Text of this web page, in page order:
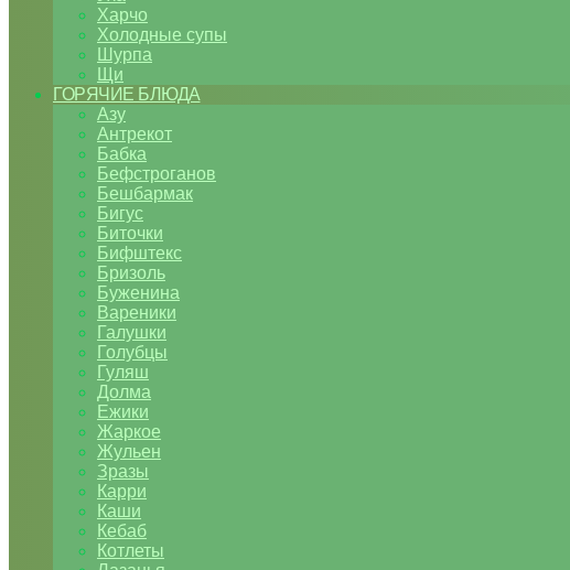
Харчо
Холодные супы
Шурпа
Щи
ГОРЯЧИЕ БЛЮДА
Азу
Антрекот
Бабка
Бефстроганов
Бешбармак
Бигус
Биточки
Бифштекс
Бризоль
Буженина
Вареники
Галушки
Голубцы
Гуляш
Долма
Ежики
Жаркое
Жульен
Зразы
Карри
Каши
Кебаб
Котлеты